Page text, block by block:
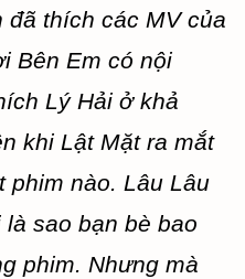
đã thích các MV của
Bên Em có nội
Lý Hải ở khả
khi Lật Mặt ra mắt
phim nào. Lâu Lâu
sao bạn bè bao
phim. Nhưng mà